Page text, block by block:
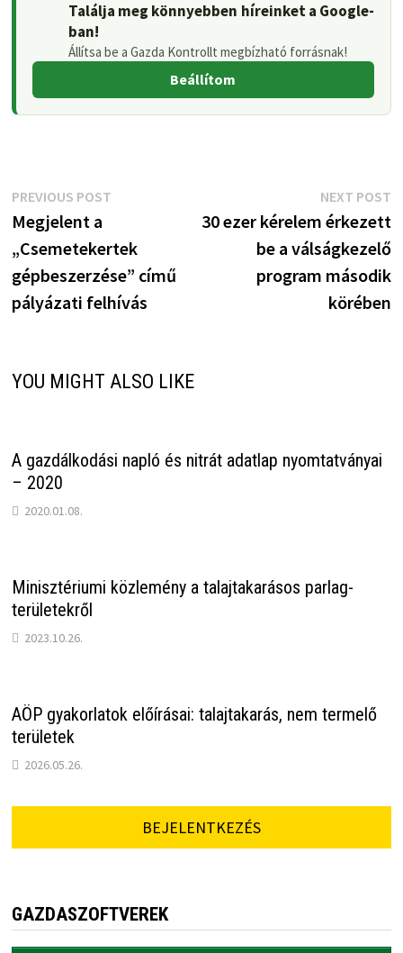
Találja meg könnyebben híreinket a Google-
ban!
Állítsa be a Gazda Kontrollt megbízható forrásnak!
Beállítom
Bejegyzés
navigáció
PREVIOUS POSTPrevious
Megjelent a
„Csemetekertek
gépbeszerzése” című
pályázati felhívás
NEXT POST
30 ezer kérelem érkezett
be a válságkezelő
program második
körében
YOU MIGHT ALSO LIKE
A gazdálkodási napló és nitrát adatlap nyomtatványai
– 2020
2020.01.08.
Minisztériumi közlemény a talajtakarásos parlag-
területekről
2023.10.26.
AÖP gyakorlatok előírásai: talajtakarás, nem termelő
területek
2026.05.26.
BEJELENTKEZÉS
GAZDASZOFTVEREK